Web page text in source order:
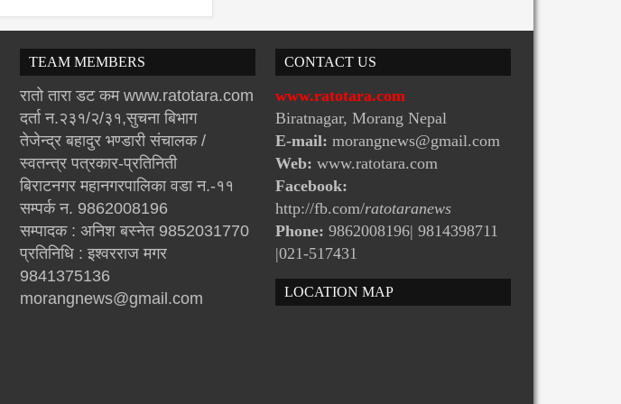
TEAM MEMBERS
रातो तारा डट कम www.ratotara.com
दर्ता न.२३१/२/३१,सुचना बिभाग
तेजेन्द्र बहादुर भण्डारी संचालक /
स्वतन्त्र पत्रकार-प्रतिनिती
बिराटनगर महानगरपालिका वडा न.-११
सम्पर्क न. 9862008196
सम्पादक : अनिश बस्नेत 9852031770
प्रतिनिधि : इश्वरराज मगर
9841375136
morangnews@gmail.com
CONTACT US
www.ratotara.com
Biratnagar, Morang Nepal
E-mail: morangnews@gmail.com
Web: www.ratotara.com
Facebook:
http://fb.com/ratotaranews
Phone:9862008196| 9814398711
|021-517431
LOCATION MAP